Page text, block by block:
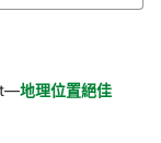
—地理位置絕佳